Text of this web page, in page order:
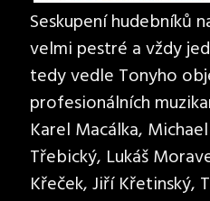
Seskupení hudebníků
velmi pestré a vždy
tedy vedle Tonyho
profesionálních
Karel Macálka,
Třebický, Lukáš
Křeček, Jiří Křetinský,